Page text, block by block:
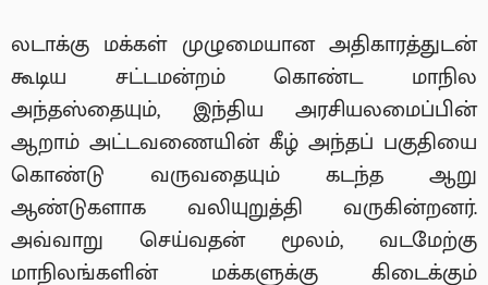
லடாக்கு மக்கள் முழுமையான அதிகாரத்துடன்
கூடிய சட்டமன்றம் கொண்ட மாநில
அந்தஸ்தையும், இந்திய அரசியலமைப்பின்
ஆறாம் அட்டவணையின் கீழ் அந்தப் பகுதியை
கொண்டு வருவதையும் கடந்த ஆறு
ஆண்டுகளாக வலியுறுத்தி வருகின்றனர்.
அவ்வாறு செய்வதன் மூலம், வடமேற்கு
மாநிலங்களின் மக்களுக்கு கிடைக்கும்